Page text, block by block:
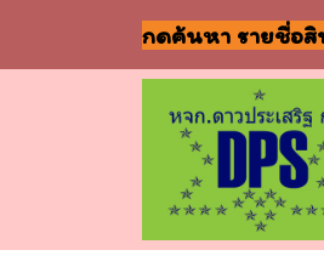
กดค้นหา รายชื่อสิ